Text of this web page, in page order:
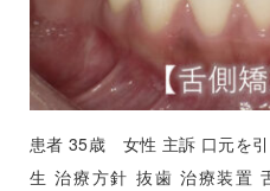
患者 35歳 女性 主訴 口元を
生 治療方針 抜歯 治療装置